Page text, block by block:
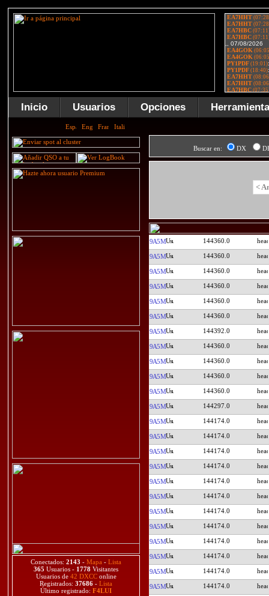
Inicio Usuarios Opciones
Conectados: 2143 - Mapa - Lista
365 Usuarios - 1778 Visitantes
Usuarios de 42 DXCConline
Registrados: 37686 - Lista
Último registrado: F4LUI
Buscar en: DX
<
9A5M 144360.0
9A5M 144360.0
9A5M 144360.0
9A5M 144360.0
9A5M 144360.0
9A5M 144360.0
9A5M 144392.0
9A5M 144360.0
9A5M 144360.0
9A5M 144360.0
9A5M 144360.0
9A5M 144297.0
9A5M 144174.0
9A5M 144174.0
9A5M 144174.0
9A5M 144174.0
9A5M 144174.0
9A5M 144174.0
9A5M 144174.0
9A5M 144174.0
9A5M 144174.0
9A5M 144174.0
9A5M 144174.0
9A5M 144174.0